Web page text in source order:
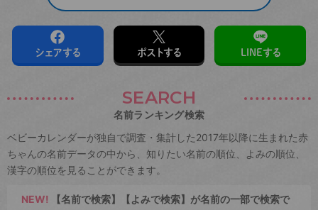
シェアする ポストする LINEする
SEARCH
名前ランキング検索
ベビーカレンダーが独自で調査・集計した2017年以降に生まれた赤
ちゃんの名前データの中から、知りたい名前の順位、よみの順位、
漢字の順位を見ることができます。
NEW! 【名前で検索】【よみで検索】が名前の一部で検索で